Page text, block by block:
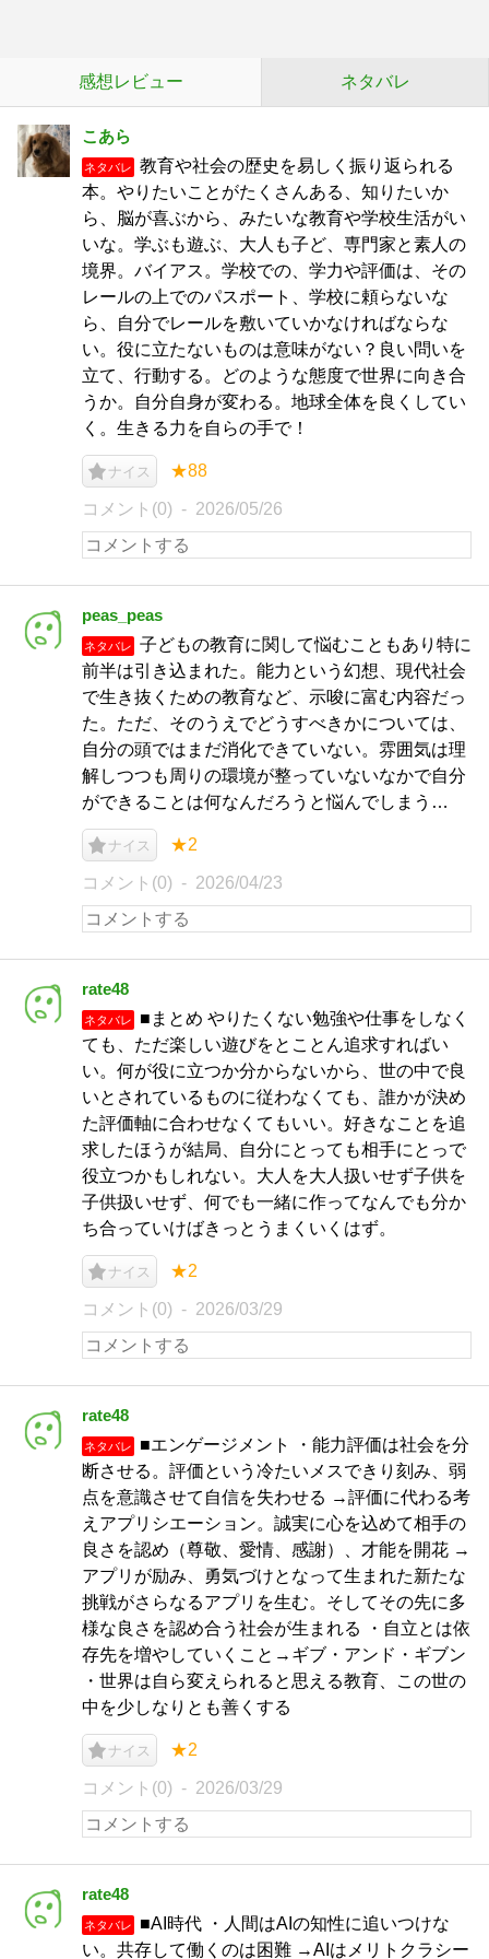
感想レビュー ネタバレ
こあら
ネタバレ
教育や社会の歴史を易しく振り返られる
本。やりたいことがたくさんある、知りたいか
ら、脳が喜ぶから、みたいな教育や学校生活がい
いな。学ぶも遊ぶ、大人も子ど、専門家と素人の
境界。バイアス。学校での、学力や評価は、その
レールの上でのパスポート、学校に頼らないな
ら、自分でレールを敷いていかなければならな
い。役に立たないものは意味がない？良い問いを
立て、行動する。どのような態度で世界に向き合
うか。自分自身が変わる。地球全体を良くしてい
く。生きる力を自らの手で！
ナイス ★88
コメント(0) 2026/05/26
peas_peas
ネタバレ
子どもの教育に関して悩むこともあり特に
前半は引き込まれた。能力という幻想、現代社会
で生き抜くための教育など、示唆に富む内容だっ
た。ただ、そのうえでどうすべきかについては、
自分の頭ではまだ消化できていない。雰囲気は理
解しつつも周りの環境が整っていないなかで自分
ができることは何なんだろうと悩んでしまう…
ナイス ★2
コメント(0) 2026/04/23
rate48
ネタバレ
■まとめ やりたくない勉強や仕事をしなく
ても、ただ楽しい遊びをとことん追求すればい
い。何が役に立つか分からないから、世の中で良
いとされているものに従わなくても、誰かが決め
た評価軸に合わせなくてもいい。好きなことを追
求したほうが結局、自分にとっても相手にとっで
役立つかもしれない。大人を大人扱いせず子供を
子供扱いせず、何でも一緒に作ってなんでも分か
ち合っていけばきっとうまくいくはず。
ナイス ★2
コメント(0) 2026/03/29
rate48
ネタバレ
■エンゲージメント ・能力評価は社会を分
断させる。評価という冷たいメスできり刻み、弱
点を意識させて自信を失わせる →評価に代わる考
えアプリシエーション。誠実に心を込めて相手の
良さを認め（尊敬、愛情、感謝）、才能を開花 →
アプリが励み、勇気づけとなって生まれた新たな
挑戦がさらなるアプリを生む。そしてその先に多
様な良さを認め合う社会が生まれる ・自立とは依
存先を増やしていくこと→ギブ・アンド・ギブン
・世界は自ら変えられると思える教育、この世の
中を少しなりとも善くする
ナイス ★2
コメント(0) 2026/03/29
rate48
ネタバレ
■AI時代 ・人間はAIの知性に追いつけな
い。共存して働くのは困難 →AIはメリトクラシー